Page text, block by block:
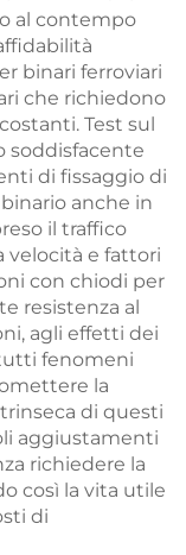
al contempo
binari ferroviari
che richiedono
Test sul
soddisfacente
di fissaggio di
anche in
il traffico
velocità e fattori
con chiodi per
resistenza al
agli effetti dei
fenomeni
la
di questi
aggiustamenti
richiedere la
così la vita utile
di